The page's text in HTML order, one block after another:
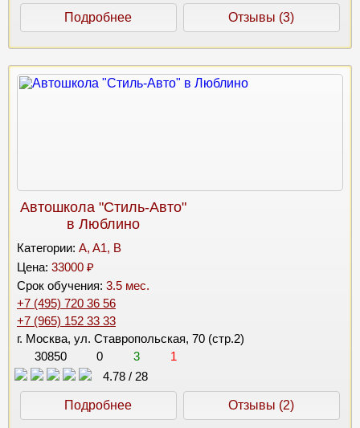
Подробнее Отзывы (3)
Автошкола "Стиль-Авто"
в Люблино
Категории: A, A1, B
Цена: 33000 ₽
Срок обучения: 3.5 мес.
+7 (495) 720 36 56
+7 (965) 152 33 33
г. Москва, ул. Ставропольская, 70 (стр.2)
30850
0 3
1
4.78 / 28
Подробнее Отзывы (2)